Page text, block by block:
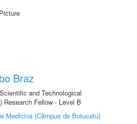
Braz
and Technological
Research Fellow - Level B
Medicina (Câmpus de Botucatu)